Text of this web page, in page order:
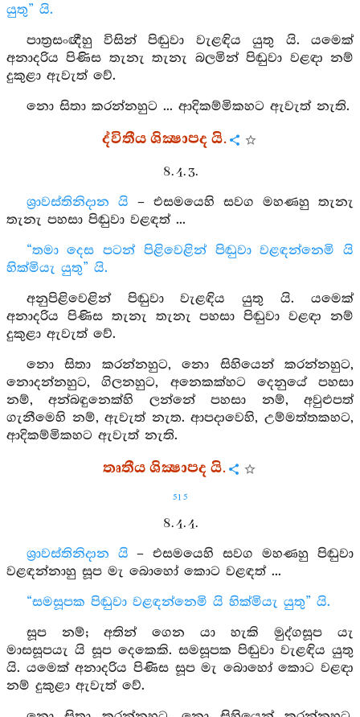
යුතු” යි.
පාත්‍රසංඥීහු විසින් පිඬුවා වැළඳිය යුතු යි. යමෙක්
අනාදරිය පිණිස තැනැ තැනැ බලමින් පිඬුවා වළඳා නම්
දුකුළා ඇවැත් වේ.
නො සිතා කරන්නහුට ... ආදිකම්මිකහට ඇවැත් නැති.
ද්විතීය ශික්‍ෂාපද යි.
8. 4. 3.
ශ්‍රාවස්තිනිදාන යි – එසමයෙහි සවග මහණහු තැනැ
තැනැ පහසා පිඬුවා වළඳත් ...
“තමා දෙස පටන් පිළිවෙළින් පිඬුවා වළඳන්නෙමි යි
හික්මියැ යුතු” යි.
අනුපිළිවෙළින් පිඬුවා වැළඳිය යුතු යි. යමෙක්
අනාදරිය පිණිස තැනැ තැනැ පහසා පිඬුවා වළඳා නම්
දුකුළා ඇවැත් වේ.
නො සිතා කරන්නහුට, නො සිහියෙන් කරන්නහුට,
නොදන්නහුට, ගිලනහුට, අනෙකක්හට දෙනුයේ පහසා
නම්, අන්බඳුනෙක්හි ලන්නේ පහසා නම්, අවුළුපත්
ගැනීමෙහි නම්, ඇවැත් නැත. ආපදාවෙහි, උම්මත්තකහට,
ආදිකම්මිකහට ඇවැත් නැති.
තෘතීය ශික්‍ෂාපද යි.
515
8. 4. 4.
ශ්‍රාවස්තිනිදාන යි – එසමයෙහි සවග මහණහු පිඬුවා
වළඳන්නාහු සූප මැ බොහෝ කොට වළඳත් ...
“සමසූපක පිඬුවා වළඳන්නෙමි යි හික්මියැ යුතු” යි.
සූප නම්; අතින් ගෙන යා හැකි මුද්ගසූප යැ
මාසසූපයැ යි සූප දෙකෙකි. සමසූපක පිඬුවා වැළඳිය යුතු
යි. යමෙක් අනාදරිය පිණිස සූප මැ බොහෝ කොට වළඳා
නම් දුකුළා ඇවැත් වේ.